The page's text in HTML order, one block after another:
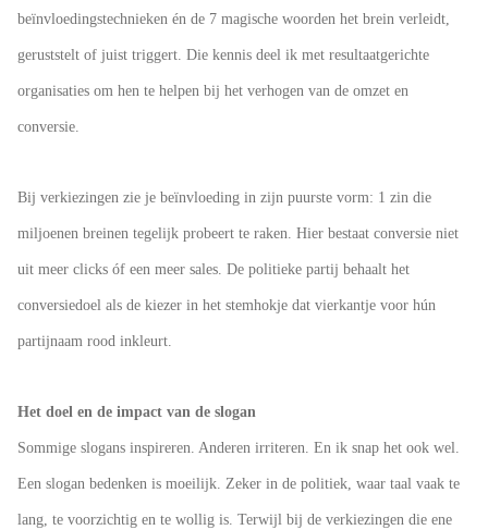
beïnvloedingstechnieken én de 7 magische woorden het brein verleidt,
geruststelt of juist triggert. Die kennis deel ik met resultaatgerichte
organisaties om hen te helpen bij het verhogen van de omzet en
conversie.
Bij verkiezingen zie je beïnvloeding in zijn puurste vorm: 1 zin die
miljoenen breinen tegelijk probeert te raken. Hier bestaat conversie niet
uit meer clicks óf een meer sales. De politieke partij behaalt het
conversiedoel als de kiezer in het stemhokje dat vierkantje voor hún
partijnaam rood inkleurt.
Het doel en de impact van de slogan
Sommige slogans inspireren. Anderen irriteren. En ik snap het ook wel.
Een slogan bedenken is moeilijk. Zeker in de politiek, waar taal vaak te
lang, te voorzichtig en te wollig is. Terwijl bij de verkiezingen die ene
de
van